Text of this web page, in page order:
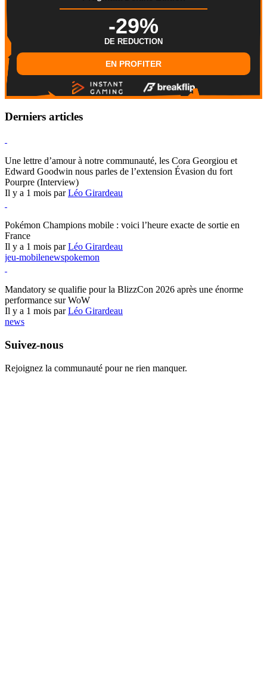
-29%
DE REDUCTION
EN PROFITER
Derniers articles
Une lettre d’amour à notre communauté, les Cora Georgiou et
Edward Goodwin nous parles de l’extension Évasion du fort
Pourpre (Interview)
Il y a 1 mois parLéo Girardeau
Pokémon Champions mobile : voici l’heure exacte de sortie en
France
Il y a 1 mois parLéo Girardeau
jeu-mobilenewspokemon
Mandatory se qualifie pour la BlizzCon 2026 après une énorme
performance sur WoW
Il y a 1 mois parLéo Girardeau
news
Suivez-nous
Rejoignez la communauté pour ne rien manquer.